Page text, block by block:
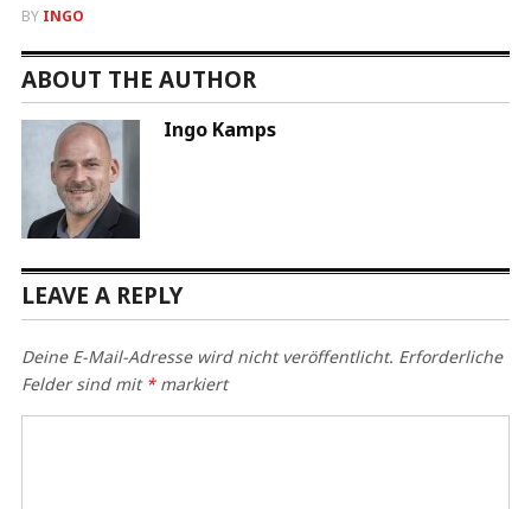
BY INGO
ABOUT THE AUTHOR
Ingo Kamps
LEAVE A REPLY
Deine E-Mail-Adresse wird nicht veröffentlicht. Erforderliche
Felder sind mit *markiert